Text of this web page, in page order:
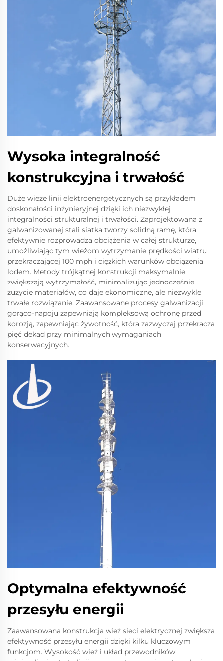
Wysoka integralność
konstrukcyjna i trwałość
Duże wieże linii elektroenergetycznych są przykładem
doskonałości inżynieryjnej dzięki ich niezwykłej
integralności strukturalnej i trwałości. Zaprojektowana z
galwanizowanej stali siatka tworzy solidną ramę, która
efektywnie rozprowadza obciążenia w całej strukturze,
umożliwiając tym wieżom wytrzymanie prędkości wiatru
przekraczającej 100 mph i ciężkich warunków obciążenia
lodem. Metody trójkątnej konstrukcji maksymalnie
zwiększają wytrzymałość, minimalizując jednocześnie
zużycie materiałów, co daje ekonomiczne, ale niezwykle
trwałe rozwiązanie. Zaawansowane procesy galwanizacji
gorąco-napoju zapewniają kompleksową ochronę przed
korozją, zapewniając żywotność, która zazwyczaj przekracza
pięć dekad przy minimalnych wymaganiach
konserwacyjnych.
Optymalna efektywność
przesyłu energii
Zaawansowana konstrukcja wież sieci elektrycznej zwiększa
efektywność przesyłu energii dzięki kilku kluczowym
funkcjom. Wysokość wież i układ przewodników